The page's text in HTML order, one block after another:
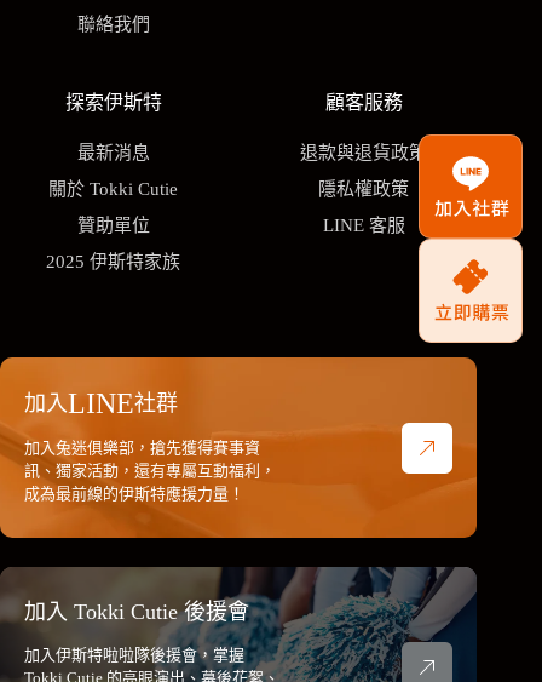
聯絡我們
探索伊斯特
最新消息
關於 Tokki Cutie
贊助單位
2025 伊斯特家族
顧客服務
退款與退貨政策
隱私權政策
LINE 客服
加入LINE社群
加入兔迷俱樂部，搶先獲得賽事資
訊、獨家活動，還有專屬互動福利，
成為最前線的伊斯特應援力量！
加入 Tokki Cutie 後援會
加入伊斯特啦啦隊後援會，掌握
Tokki Cutie 的亮眼演出、幕後花絮、